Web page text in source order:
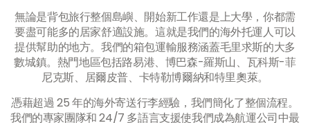
無論是背包旅行整個島嶼、開始新工作還是上大學，你都需
要盡可能多的居家舒適設施。這就是我們的海外托運人可以
提供幫助的地方。我們的箱包運輸服務涵蓋毛里求斯的大多
數城鎮。熱門地區包括路易港、博巴森-羅斯山、瓦科斯-菲
尼克斯、居爾皮普、卡特勒博爾納和特里奧萊。
憑藉超過 25 年的海外寄送行李經驗，我們簡化了整個流程。
我們的專家團隊和 24/7 多語言支援使我們成為航運公司中最